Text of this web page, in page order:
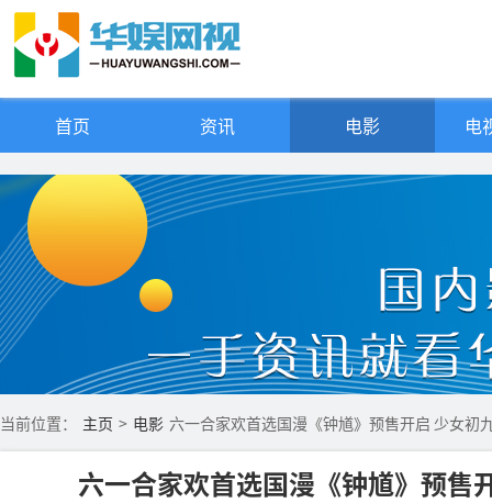
首页 资讯 电影 电
当前位置： 主页 > 电影 六一合家欢首选国漫《钟馗》预售开启 少女初
六一合家欢首选国漫《钟馗》预售